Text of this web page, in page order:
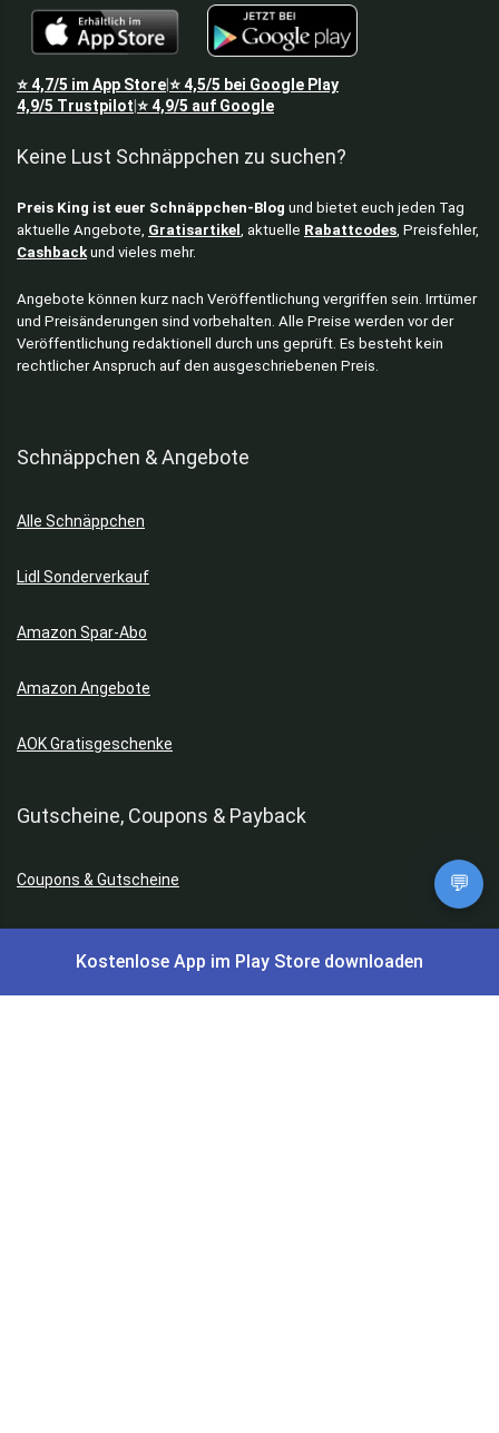
⭐4,7/5 im App Store⭐4,5/5 bei Google Play
4,9/5 Trustpilot ⭐4,9/5 auf Google
Keine Lust Schnäppchen zu suchen?
Preis King ist euer Schnäppchen-Blog und bietet euch jeden Tag
aktuelle Angebote, Gratisartikel , aktuelle Rabattcodes , Preisfehler,
Cashback und vieles mehr.
Angebote können kurz nach Veröffentlichung vergriffen sein. Irrtümer
und Preisänderungen sind vorbehalten. Alle Preise werden vor der
Veröffentlichung redaktionell durch uns geprüft. Es besteht kein
rechtlicher Anspruch auf den ausgeschriebenen Preis.
Schnäppchen & Angebote
Alle Schnäppchen
Lidl Sonderverkauf
Amazon Spar-Abo
Amazon Angebote
AOK Gratisgeschenke
Gutscheine, Coupons & Payback
Coupons & Gutscheine 💬
Kostenlose App im Play Store downloaden